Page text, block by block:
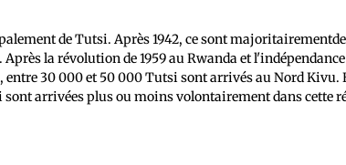
de Tutsi. Après 1942, ce sont
la révolution de 1959 au Rwanda et l'indépendance
entre 30 000 et 50 000 Tutsi sont arrivés au Nord Kivu.
sont arrivées plus ou moins volontairement dans cette